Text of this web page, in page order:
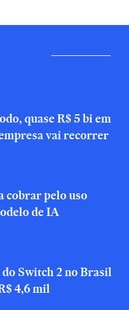
quase R$ 5 bi em
vai recorrer
cobrar pelo uso
de IA
Switch 2 no Brasil
4,6 mil